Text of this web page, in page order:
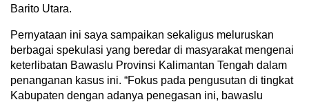
Barito Utara.
Pernyataan ini saya sampaikan sekaligus meluruskan
berbagai spekulasi yang beredar di masyarakat mengenai
keterlibatan Bawaslu Provinsi Kalimantan Tengah dalam
penanganan kasus ini. “Fokus pada pengusutan di tingkat
Kabupaten dengan adanya penegasan ini, bawaslu